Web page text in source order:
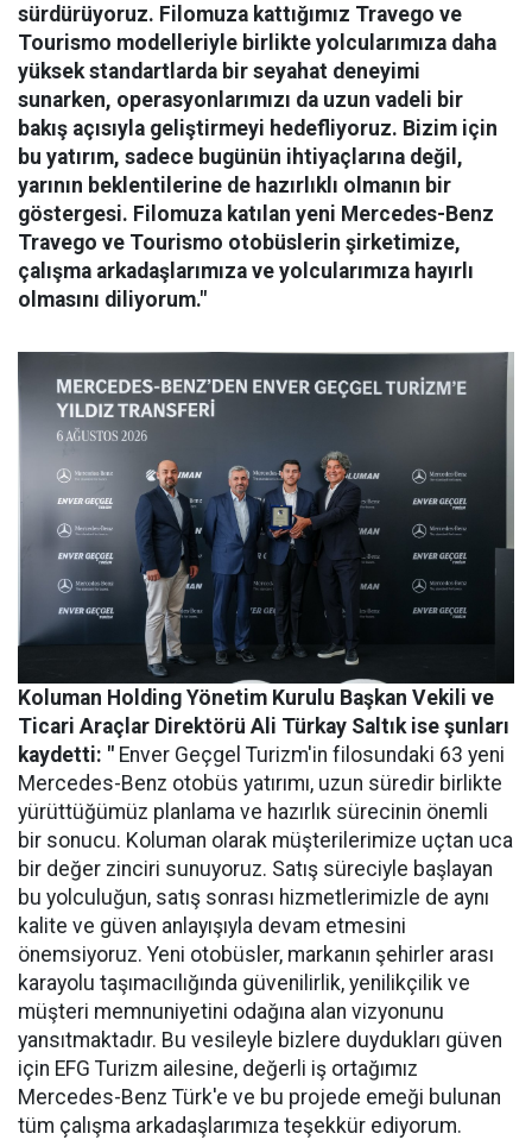
sürdürüyoruz. Filomuza kattığımız Travego ve
Tourismo modelleriyle birlikte yolcularımıza daha
yüksek standartlarda bir seyahat deneyimi
sunarken, operasyonlarımızı da uzun vadeli bir
bakış açısıyla geliştirmeyi hedefliyoruz. Bizim için
bu yatırım, sadece bugünün ihtiyaçlarına değil,
yarının beklentilerine de hazırlıklı olmanın bir
göstergesi. Filomuza katılan yeni Mercedes-Benz
Travego ve Tourismo otobüslerin şirketimize,
çalışma arkadaşlarımıza ve yolcularımıza hayırlı
olmasını diliyorum."
Koluman Holding Yönetim Kurulu Başkan Vekili ve
Ticari Araçlar Direktörü Ali Türkay Saltık ise şunları
kaydetti: " Enver Geçgel Turizm'in filosundaki 63 yeni
Mercedes-Benz otobüs yatırımı, uzun süredir birlikte
yürüttüğümüz planlama ve hazırlık sürecinin önemli
bir sonucu. Koluman olarak müşterilerimize uçtan uca
bir değer zinciri sunuyoruz. Satış süreciyle başlayan
bu yolculuğun, satış sonrası hizmetlerimizle de aynı
kalite ve güven anlayışıyla devam etmesini
önemsiyoruz. Yeni otobüsler, markanın şehirler arası
karayolu taşımacılığında güvenilirlik, yenilikçilik ve
müşteri memnuniyetini odağına alan vizyonunu
yansıtmaktadır. Bu vesileyle bizlere duydukları güven
için EFG Turizm ailesine, değerli iş ortağımız
Mercedes-Benz Türk'e ve bu projede emeği bulunan
tüm çalışma arkadaşlarımıza teşekkür ediyorum.